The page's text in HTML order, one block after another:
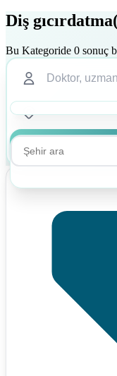
Diş
Bu Kategoride 0 sonuç